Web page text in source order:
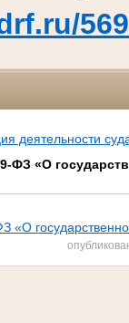
деятельности
«О